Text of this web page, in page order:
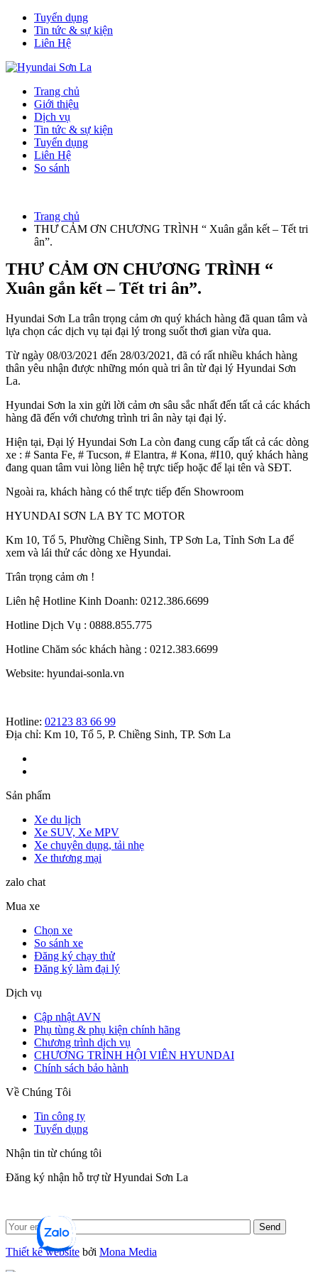
Tuyển dụng
Tin tức & sự kiện
Liên Hệ
Trang chủ
Giới thiệu
Dịch vụ
Tin tức & sự kiện
Tuyển dụng
Liên Hệ
So sánh
Trang chủ
THƯ CẢM ƠN CHƯƠNG TRÌNH “ Xuân gắn kết – Tết tri
ân”.
THƯ CẢM ƠN CHƯƠNG TRÌNH “
Xuân gắn kết – Tết tri ân”.
Hyundai Sơn La trân trọng cảm ơn quý khách hàng đã quan tâm và
lựa chọn các dịch vụ tại đại lý trong suốt thơi gian vừa qua.
Từ ngày 08/03/2021 đến 28/03/2021, đã có rất nhiều khách hàng
thân yêu nhận được những món quà tri ân từ đại lý Hyundai Sơn
La.
Hyundai Sơn la xin gửi lời cảm ơn sâu sắc nhất đến tất cả các khách
hàng đã đến với chương trình tri ân này tại đại lý.
Hiện tại, Đại lý Hyundai Sơn La còn đang cung cấp tất cả các dòng
xe : # Santa Fe, # Tucson, # Elantra, # Kona, #I10, quý khách hàng
đang quan tâm vui lòng liên hệ trực tiếp hoặc để lại tên và SĐT.
Ngoài ra, khách hàng có thể trực tiếp đến Showroom
HYUNDAI SƠN LA BY TC MOTOR
Km 10, Tổ 5, Phường Chiềng Sinh, TP Sơn La, Tỉnh Sơn La để
xem và lái thử các dòng xe Hyundai.
Trân trọng cảm ơn !
Liên hệ Hotline Kinh Doanh: 0212.386.6699
Hotline Dịch Vụ : 0888.855.775
Hotline Chăm sóc khách hàng : 0212.383.6699
Website: hyundai-sonla.vn
Hotline: 02123 83 66 99
Địa chỉ: Km 10, Tổ 5, P. Chiềng Sinh, TP. Sơn La
Sản phẩm
Xe du lịch
Xe SUV, Xe MPV
Xe chuyên dụng, tải nhẹ
Xe thương mại
zalo chat
Mua xe
Chọn xe
So sánh xe
Đăng ký chạy thử
Đăng ký làm đại lý
Dịch vụ
Cập nhật AVN
Phụ tùng & phụ kiện chính hãng
Chương trình dịch vụ
CHƯƠNG TRÌNH HỘI VIÊN HYUNDAI
Chính sách bảo hành
Về Chúng Tôi
Tin công ty
Tuyển dụng
Nhận tin từ chúng tôi
Đăng ký nhận hỗ trợ từ Hyundai Sơn La
Thiết kế website bởi Mona Media